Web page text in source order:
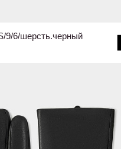
9/6/шерсть.черный